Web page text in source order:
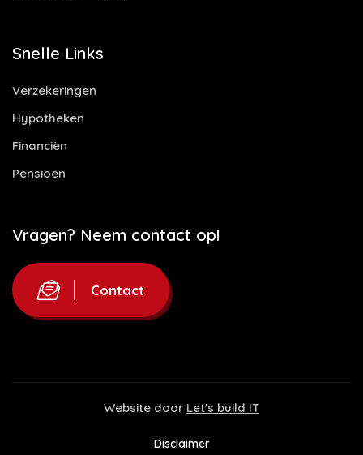
Snelle Links
Verzekeringen
Hypotheken
Financiën
Pensioen
Vragen? Neem contact op!
Contact
Website door Let's build IT
Disclaimer